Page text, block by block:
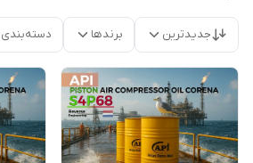
جدیدترین برندها دسته‌بندی